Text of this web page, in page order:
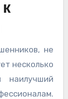
не
несколько
наилучший